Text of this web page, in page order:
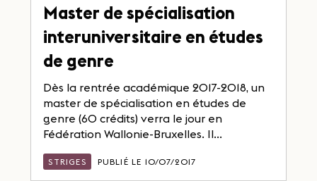
Master de spécialisation
interuniversitaire en études
de genre
Dès la rentrée académique 2017-2018, un
master de spécialisation en études de
genre (60 crédits) verra le jour en
Fédération Wallonie-Bruxelles. Il...
STRIGES PUBLIÉ LE 10/07/2017